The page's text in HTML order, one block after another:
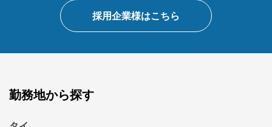
採用企業様はこちら
勤務地から探す